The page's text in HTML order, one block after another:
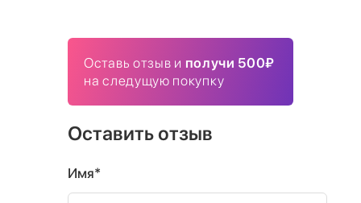
Оставь отзыв и получи 500₽
на следущую покупку
Оставить отзыв
Имя*